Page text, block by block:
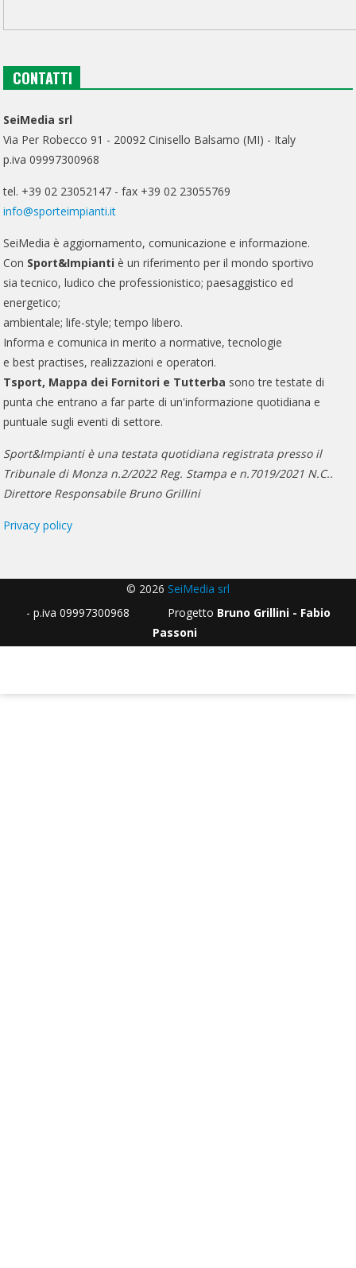
CONTATTI
SeiMedia srl
Via Per Robecco 91 - 20092 Cinisello Balsamo (MI) - Italy
p.iva 09997300968
tel. +39 02 23052147 - fax +39 02 23055769
info@sporteimpianti.it
SeiMedia è aggiornamento, comunicazione e informazione.
Con Sport&Impianti è un riferimento per il mondo sportivo
sia tecnico, ludico che professionistico; paesaggistico ed
energetico;
ambientale; life-style; tempo libero.
Informa e comunica in merito a normative, tecnologie
e best practises, realizzazioni e operatori.
Tsport, Mappa dei Fornitori e Tutterba sono tre testate di
punta che entrano a far parte di un'informazione quotidiana e
puntuale sugli eventi di settore.
Sport&Impianti è una testata quotidiana registrata presso il
Tribunale di Monza n.2/2022 Reg. Stampa e n.7019/2021 N.C..
Direttore Responsabile Bruno Grillini
Privacy policy
© 2026 SeiMedia srl
- p.iva 09997300968 Progetto Bruno Grillini - Fabio
Passoni